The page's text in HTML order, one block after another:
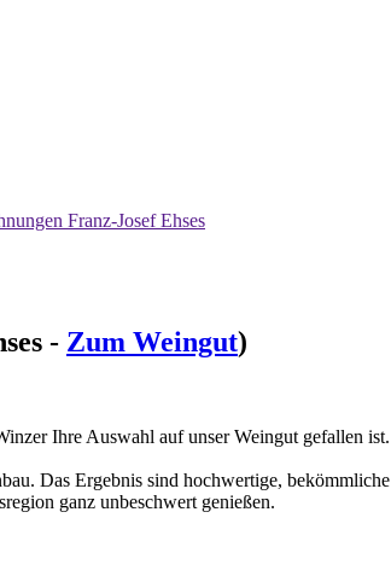
Franz-Josef Ehses
- Zum Weingut)
Ihre Auswahl auf unser Weingut gefallen
Das Ergebnis sind hochwertige,
ganz unbeschwert genießen.